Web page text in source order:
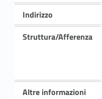
Indirizzo
Struttura/Afferenza
Altre informazioni